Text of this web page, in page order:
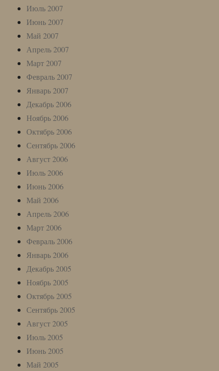
Июль 2007
Июнь 2007
Май 2007
Апрель 2007
Март 2007
Февраль 2007
Январь 2007
Декабрь 2006
Ноябрь 2006
Октябрь 2006
Сентябрь 2006
Август 2006
Июль 2006
Июнь 2006
Май 2006
Апрель 2006
Март 2006
Февраль 2006
Январь 2006
Декабрь 2005
Ноябрь 2005
Октябрь 2005
Сентябрь 2005
Август 2005
Июль 2005
Июнь 2005
Май 2005